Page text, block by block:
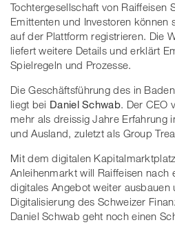
Tochtergesellschaft von Raiffeisen
Emittenten und Investoren können
auf der Plattform registrieren. Die
liefert weitere Details und erklärt
Spielregeln und Prozesse.
Die Geschäftsführung des in
liegt bei Daniel Schwab. Der CEO
mehr als dreissig Jahre Erfahrung
und Ausland, zuletzt als Group
Mit dem digitalen
Anleihenmarkt will Raiffeisen nach
digitales Angebot weiter
Digitalisierung des Schweizer
Daniel Schwab geht noch einen